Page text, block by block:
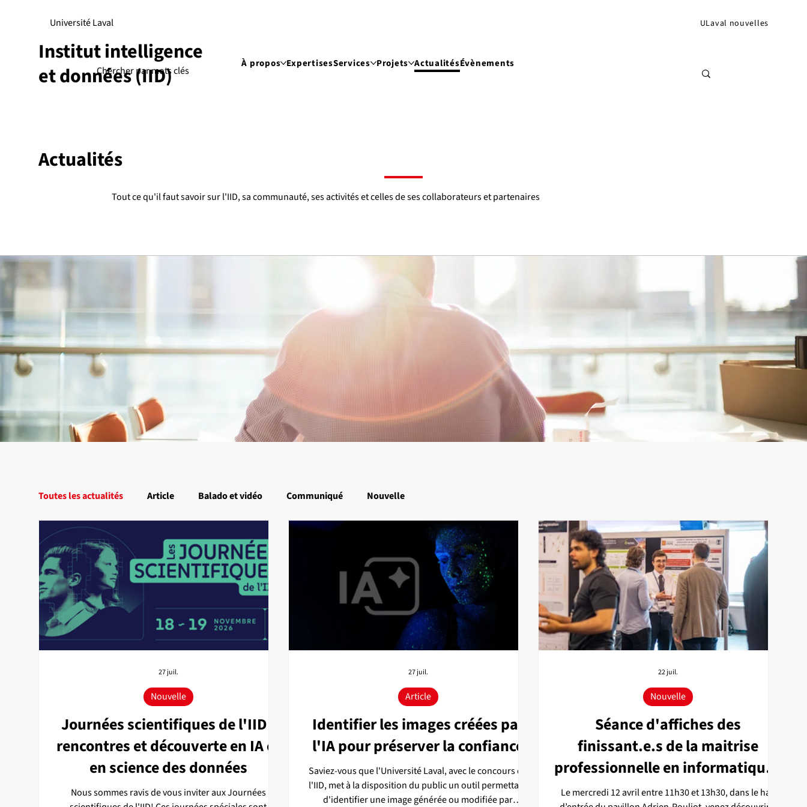
Institut intelligence
et données (IID)
À propos ExpertisesServices Projets ActualitésÉvènements
ULaval nouvelles
Université Laval
Actualités
Tout ce qu'il faut savoir sur l'IID, sa communauté, ses activités et celles de ses collaborateurs et partenaires
Toutes les actualités Article Balado et vidéo Communiqué Nouvelle
Journées scientifiques de l'IID :
rencontres et découverte en IA et
en science des données
Nous sommes ravis de vous inviter aux Journées
Nouvelle
27 juil.
Identifier les images créées par
l'IA pour préserver la confiance
Saviez-vous que l'Université Laval, avec le concours de
l'IID, met à la disposition du public un outil permettant
d'identifier une image générée ou modifiée par
Article
27 juil.
Séance d'affiches des
finissant.e.s de la maitrise
professionnelle en informatique -
IA, Été 2026
Le mercredi 12 avril entre 11h30 et 13h30, dans le hall
Nouvelle
22 juil.